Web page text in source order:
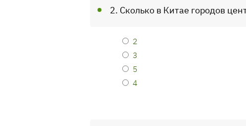
2. Сколько в Китае городов
2
3
5
4